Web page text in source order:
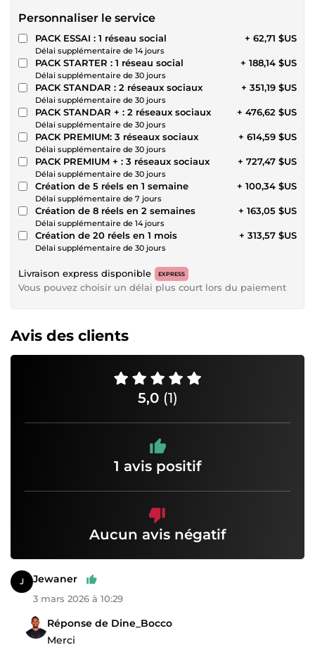
Personnaliser le service
PACK ESSAI : 1 réseau social
Délai supplémentaire de 14 jours
+ 62,71 $US
PACK STARTER : 1 réseau social
Délai supplémentaire de 30 jours
+ 188,14 $US
PACK STANDAR : 2 réseaux sociaux
Délai supplémentaire de 30 jours
+ 351,19 $US
PACK STANDAR + : 2 réseaux sociaux
Délai supplémentaire de 30 jours
+ 476,62 $US
PACK PREMIUM: 3 réseaux sociaux
Délai supplémentaire de 30 jours
+ 614,59 $US
PACK PREMIUM + : 3 réseaux sociaux
Délai supplémentaire de 30 jours
+ 727,47 $US
Création de 5 réels en 1 semaine
Délai supplémentaire de 7 jours
+ 100,34 $US
Création de 8 réels en 2 semaines
Délai supplémentaire de 14 jours
+ 163,05 $US
Création de 20 réels en 1 mois
Délai supplémentaire de 30 jours
+ 313,57 $US
Livraison express disponible EXPRESS
Vous pouvez choisir un délai plus court lors du paiement
Avis des clients
5,0 (1)
1 avis positif
Aucun avis négatif
Jewaner
3 mars 2026 à 10:29
Réponse de Dine_Bocco
Merci